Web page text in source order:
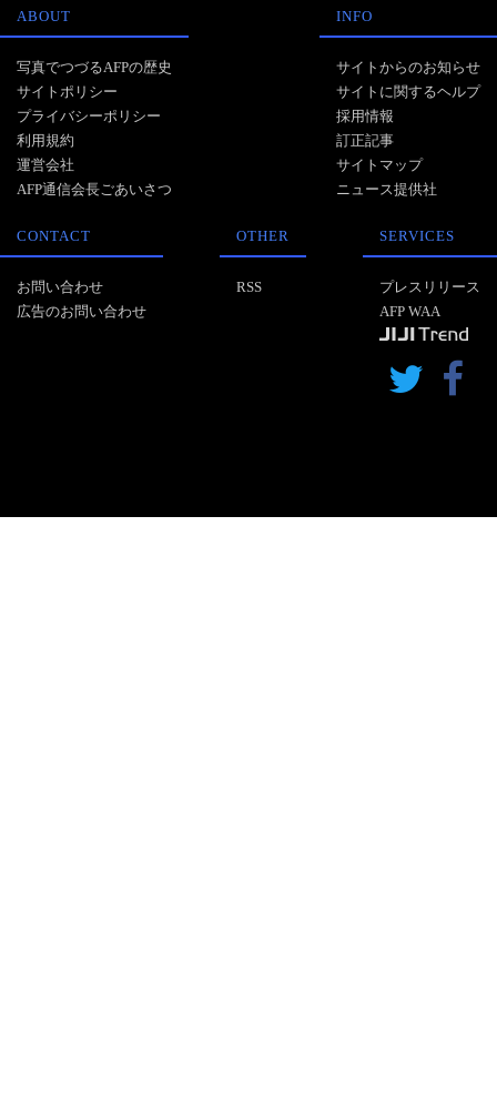
ABOUT
写真でつづるAFPの歴史
サイトポリシー
プライバシーポリシー
利用規約
運営会社
AFP通信会長ごあいさつ
INFO
サイトからのお知らせ
サイトに関するヘルプ
採用情報
訂正記事
サイトマップ
ニュース提供社
CONTACT
お問い合わせ
広告のお問い合わせ
OTHER
RSS
SERVICES
プレスリリース
AFP WAA